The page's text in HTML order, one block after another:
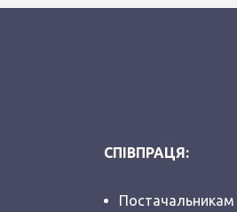
СПІВПРАЦЯ:
Постачальникам